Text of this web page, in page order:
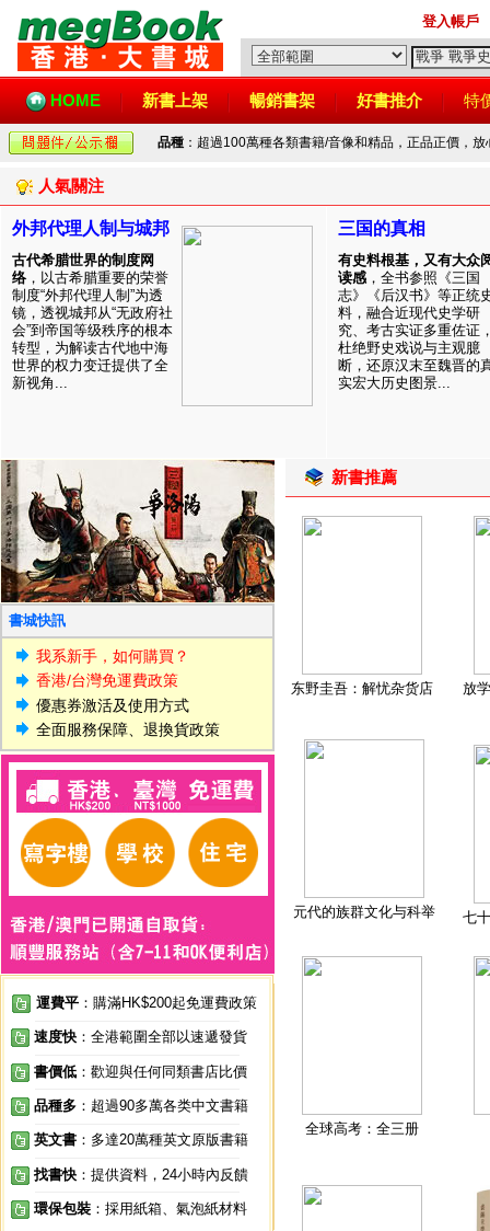
登入帳戶
HOME 新書上架 暢銷書架 好書推介 特
品種 ：超過100萬種各類書籍/音像和精品，正品正價，
人氣關注
外邦代理人制与城邦
古代希腊世界的制度网
络 ，以古希腊重要的荣誉
制度“外邦代理人制”为透
镜，透视城邦从“无政府社
会”到帝国等级秩序的根本
转型，为解读古代地中海
世界的权力变迁提供了全
新视角...
三国的真相
有史料根基，又有大众
读感 ，全书参照《三国
志》《后汉书》等正统
料，融合近现代史学研
究、考古实证多重佐证
杜绝野史戏说与主观臆
断，还原汉末至魏晋的
实宏大历史图景...
書城快訊
我系新手，如何購買？
香港/台灣免運費政策
優惠券激活及使用方式
全面服務保障、退換貨政策
運費平 ：購滿HK$200起免運費政策
速度快 ：全港範圍全部以速遞發貨
書價低 ：歡迎與任何同類書店比價
品種多 ：超過90多萬各类中文書籍
英文書 ：多達20萬種英文原版書籍
找書快 ：提供資料，24小時內反饋
環保包裝 ：採用紙箱、氣泡紙材料
新書推薦
东野圭吾：解忧杂货店 放
元代的族群文化与科举 七
全球高考：全三册